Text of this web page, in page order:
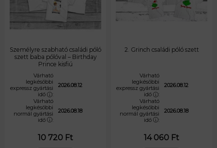
Személyre szabható családi póló
szett baba pólóval – Birthday
Prince kisfiú
Várható
legkésőbbi
expressz gyártási
idő
:
2026.08.12
Várható
legkésőbbi
normál gyártási
idő
:
2026.08.18
10 720 Ft
2. Grinch családi póló szett
Várható
legkésőbbi
expressz gyártási
idő
:
2026.08.12
Várható
legkésőbbi
normál gyártási
idő
:
2026.08.18
14 060 Ft